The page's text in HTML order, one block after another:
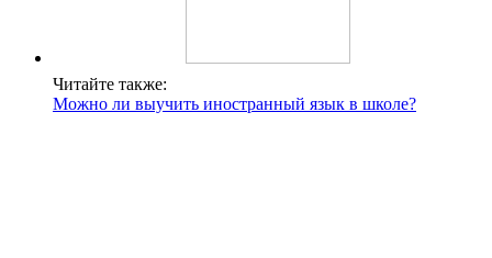
Читайте также:
Можно ли выучить иностранный язык в школе?